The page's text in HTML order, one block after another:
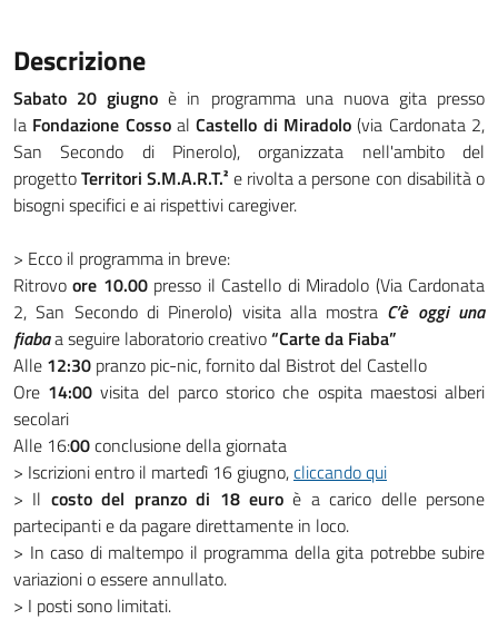
Descrizione
Sabato 20 giugno è in programma una nuova gita presso
la Fondazione CossoalCastello di Miradolo (via Cardonata 2,
San Secondo di Pinerolo), organizzata nell'ambito del
progettoTerritori S.M.A.R.T.² e rivolta a persone con disabilità o
bisogni specifici e ai rispettivi caregiver.
> Ecco il programma in breve:
Ritrovoore 10.00 presso il Castello di Miradolo (Via Cardonata
2, San Secondo di Pinerolo) visita alla mostra C’è oggi una
fiabaa seguire laboratorio creativo“Carte da Fiaba”
Alle 12:30 pranzo pic-nic, fornito dal Bistrot del Castello
Ore 14:00visita del parco storico che ospita maestosi alberi
secolari
Alle 16:00conclusione della giornata
> Iscrizioni entro il martedì 16 giugno,cliccando qui
> Il costo del pranzo di 18 euroè a carico delle persone
partecipanti e da pagare direttamente in loco.
> In caso di maltempo il programma della gita potrebbe subire
variazioni o essere annullato.
> I posti sono limitati.